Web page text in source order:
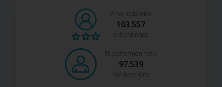
Vi har indsamlet
103.557
anbefalinger
På platformen har vi
97.539
håndværkere